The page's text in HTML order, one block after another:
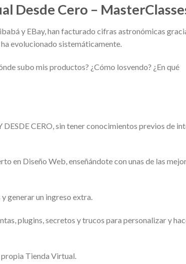
Desde Cero –
y EBay, han facturado cifras astronómicas
evolucionado sistemáticamente.
subo mis productos? ¿Cómo losvendo? ¿En qué
CERO, sin tener conocimientos previos de
en Diseño Web, enseñándote con unas de las
generar un ingreso extra.
plugins, secretos y trucos para personalizar y
Tienda Virtual.